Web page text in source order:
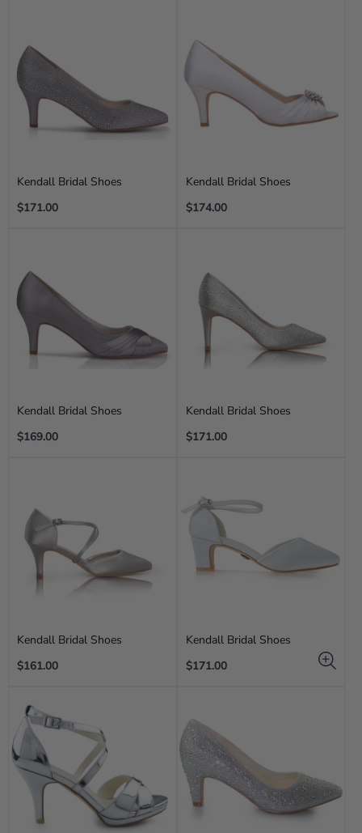
Kendall Bridal Shoes
Regular
$171.00
Kendall Bridal Shoes
Regular
$174.00
Kendall Bridal Shoes
Regular
$169.00
Kendall Bridal Shoes
Regular
$171.00
Kendall Bridal Shoes
Regular
$161.00
Kendall Bridal Shoes
Regular
$171.00